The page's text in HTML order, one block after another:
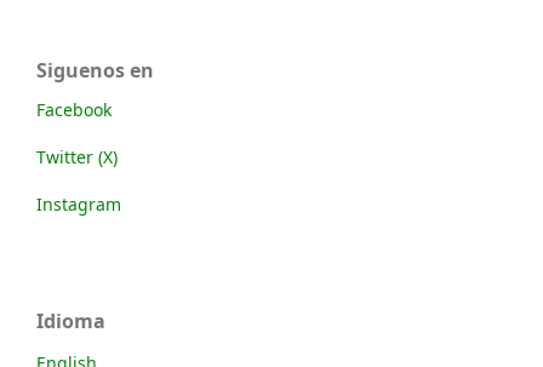
Siguenos en
Facebook
Twitter (X)
Instagram
Idioma
English